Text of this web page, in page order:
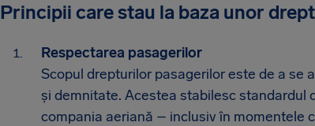
Principii care stau la baza unor
Respectarea pasagerilor
Scopul drepturilor pasagerilor este de a se
și demnitate. Acestea stabilesc standardul
compania aeriană – inclusiv în momentele